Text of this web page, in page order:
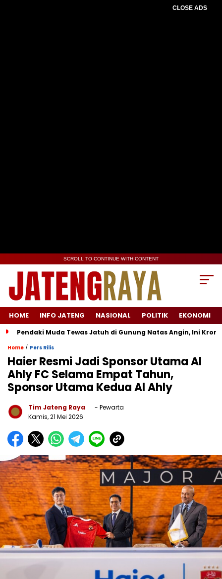
CLOSE ADS
SCROLL TO CONTINUE WITH CONTENT
HOME INFO JATENG NASIONAL POLITIK EKONOMI
Pendaki Muda Tewas Jatuh di Gunung Natas Angin, Ini
Home / Pers Rilis
Haier Resmi Jadi Sponsor Utama Al
Ahly FC Selama Empat Tahun,
Sponsor Utama Kedua Al Ahly
Tim Jateng Raya
- Pewarta
Kamis, 21 Mei 2026